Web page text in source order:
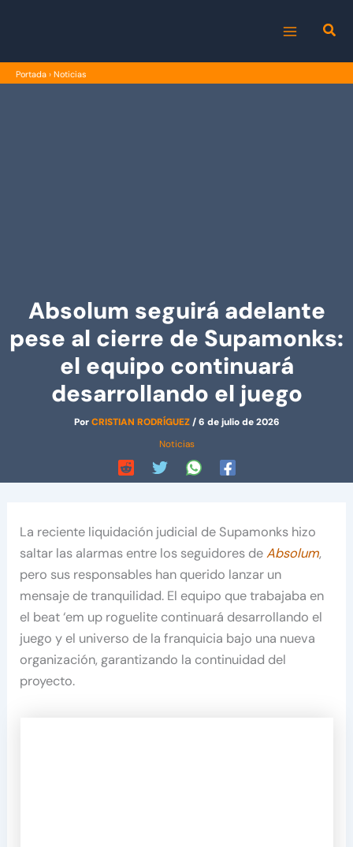
MENU
Portada › Noticias
Absolum seguirá adelante
pese al cierre de Supamonks:
el equipo continuará
desarrollando el juego
PorCRISTIAN RODRÍGUEZ/6 de julio de 2026
Noticias
La reciente liquidación judicial de Supamonks hizo
saltar las alarmas entre los seguidores deAbsolum,
pero sus responsables han querido lanzar un
mensaje de tranquilidad. El equipo que trabajaba en
el beat ‘em up roguelite continuará desarrollando el
juego y el universo de la franquicia bajo una nueva
organización, garantizando la continuidad del
proyecto.